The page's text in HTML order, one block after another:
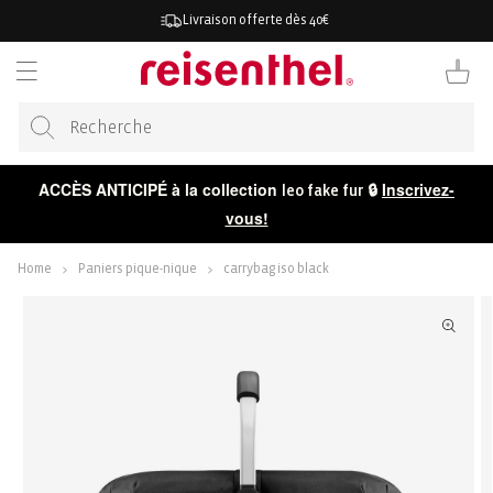
Livraison offerte dès 40€
Panier
ACCÈS ANTICIPÉ à la collection leo fake fur 🔒 Inscrivez-
vous!
Home Paniers pique-nique carrybag iso black